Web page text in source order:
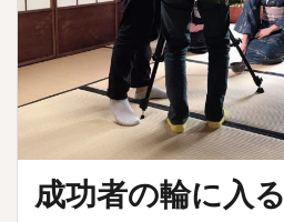
成功者の輪に入る